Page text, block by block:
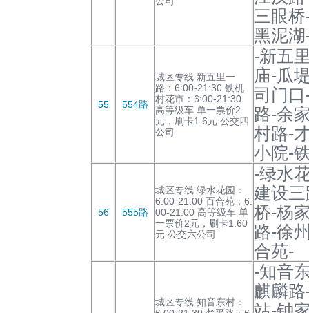
三眼
黑泥
55 554路
城区专线 新五里一
路：6:00-21:30 铁机
村花市：6:00-21:30
高等级车 单一票价2
元，刷卡1.6元 公交四
公司
-新五
庙-瓜
司门
路-余
村路-
小院-
56 555路
城区专线 绿水花园：
6:00-21:00 百合苑：6:
00-21:00 高等级车 单
一票价2元，刷卡1.60
元 公交六公司
-绿水
建设
桥-杨
路-徐
合苑-
城区专线 知音东村：
-知音
麒麟